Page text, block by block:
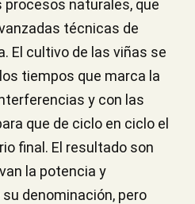
naturales, que
técnicas de
El cultivo de las viñas se
tiempos que marca la
y con las
que de ciclo en ciclo el
final. El resultado son
la potencia y
denominación, pero